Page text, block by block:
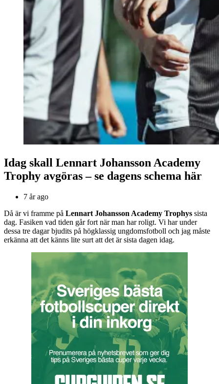
Idag skall Lennart Johansson Academy
Trophy avgöras – se dagens schema här
7 år ago
Då är vi framme på Lennart Johansson Academy Trophys sista
dag. Fasiken vad tiden går fort när man har roligt. Vi har under
dessa tre dagar bjudits på högklassig ungdomsfotboll och jag måste
erkänna att det känns lite surt att det är sista dagen idag.